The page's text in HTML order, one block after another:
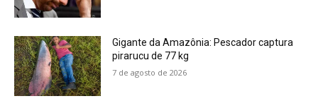
Gigante da Amazônia: Pescador captura
pirarucu de 77 kg
7 de agosto de 2026